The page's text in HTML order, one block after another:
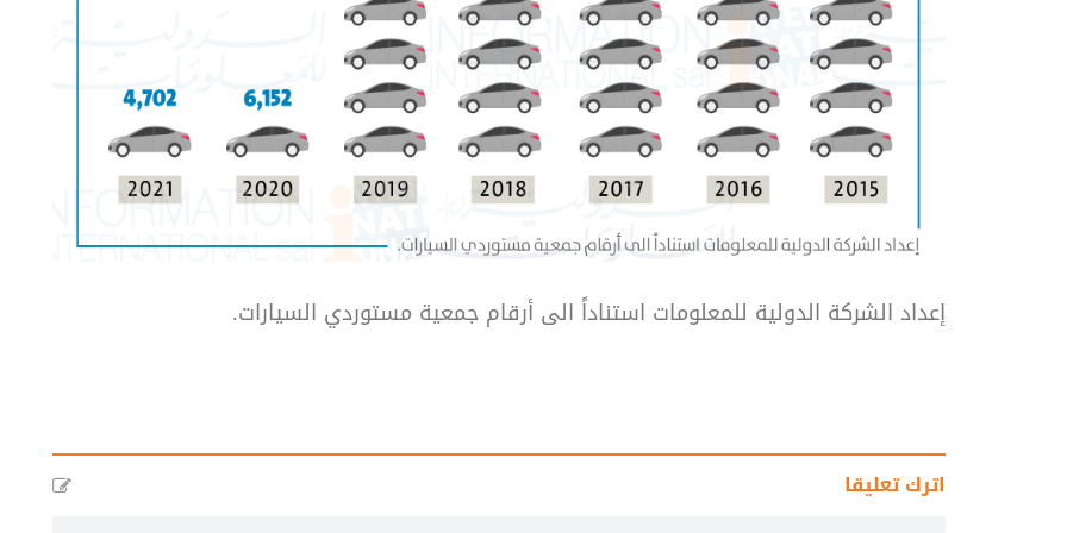
إعداد الشركة الدولية للمعلومات استناداً الى أرقام جمعية مستوردي السيارات.
اترك تعليقا